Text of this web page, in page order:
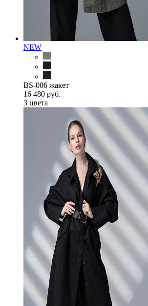
NEW
BS-006 жакет
16 480 руб.
3 цветa